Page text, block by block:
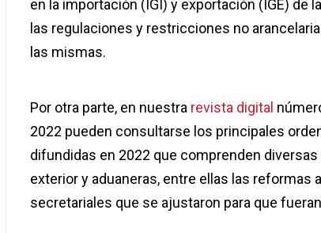
en la importación (IGI) y exportación (IGE) de
las regulaciones y restricciones no
las mismas.
Por otra parte, en nuestra revista digital
2022 pueden consultarse los principales
difundidas en 2022 que comprenden
exterior y aduaneras, entre ellas las reformas
secretariales que se ajustaron para que